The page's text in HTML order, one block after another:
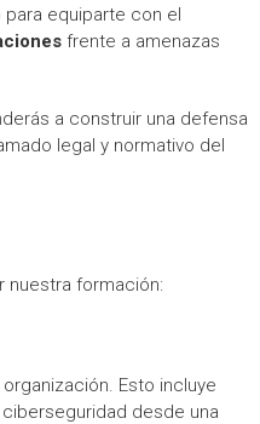
equiparte con el
frente a amenazas
a construir una defensa
legal y normativo del
nuestra formación:
Esto incluye
desde una